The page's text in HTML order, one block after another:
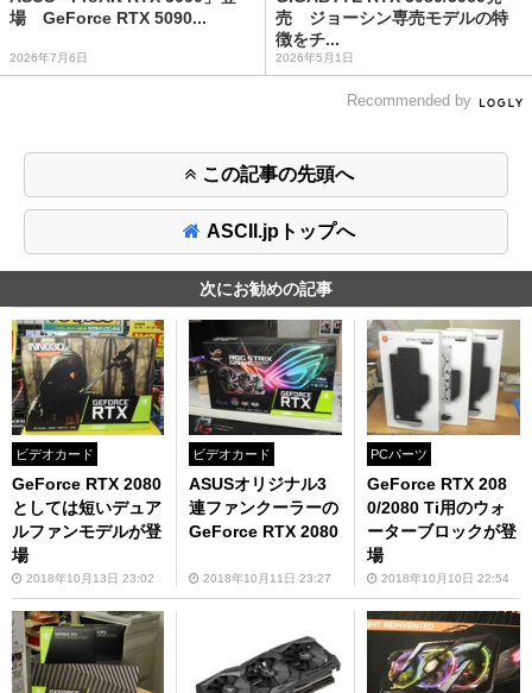
場 GeForce RTX 5090...
2026年7月6日
売 ジョーシン専売モデルの特
徴をチ...
2026年5月1日
Recommended by
この記事の先頭へ
ASCII.jpトップへ
次にお勧めの記事
ビデオカード
GeForce RTX 2080
としては短いデュア
ルファンモデルが登
場
2018年10月13日 23:02
ビデオカード
ASUSオリジナル3
連ファンクーラーの
GeForce RTX 2080
2018年10月11日 23:27
PCパーツ
GeForce RTX 208
0/2080 Ti用のウォ
ーターブロックが登
場
2018年10月10日 22:54